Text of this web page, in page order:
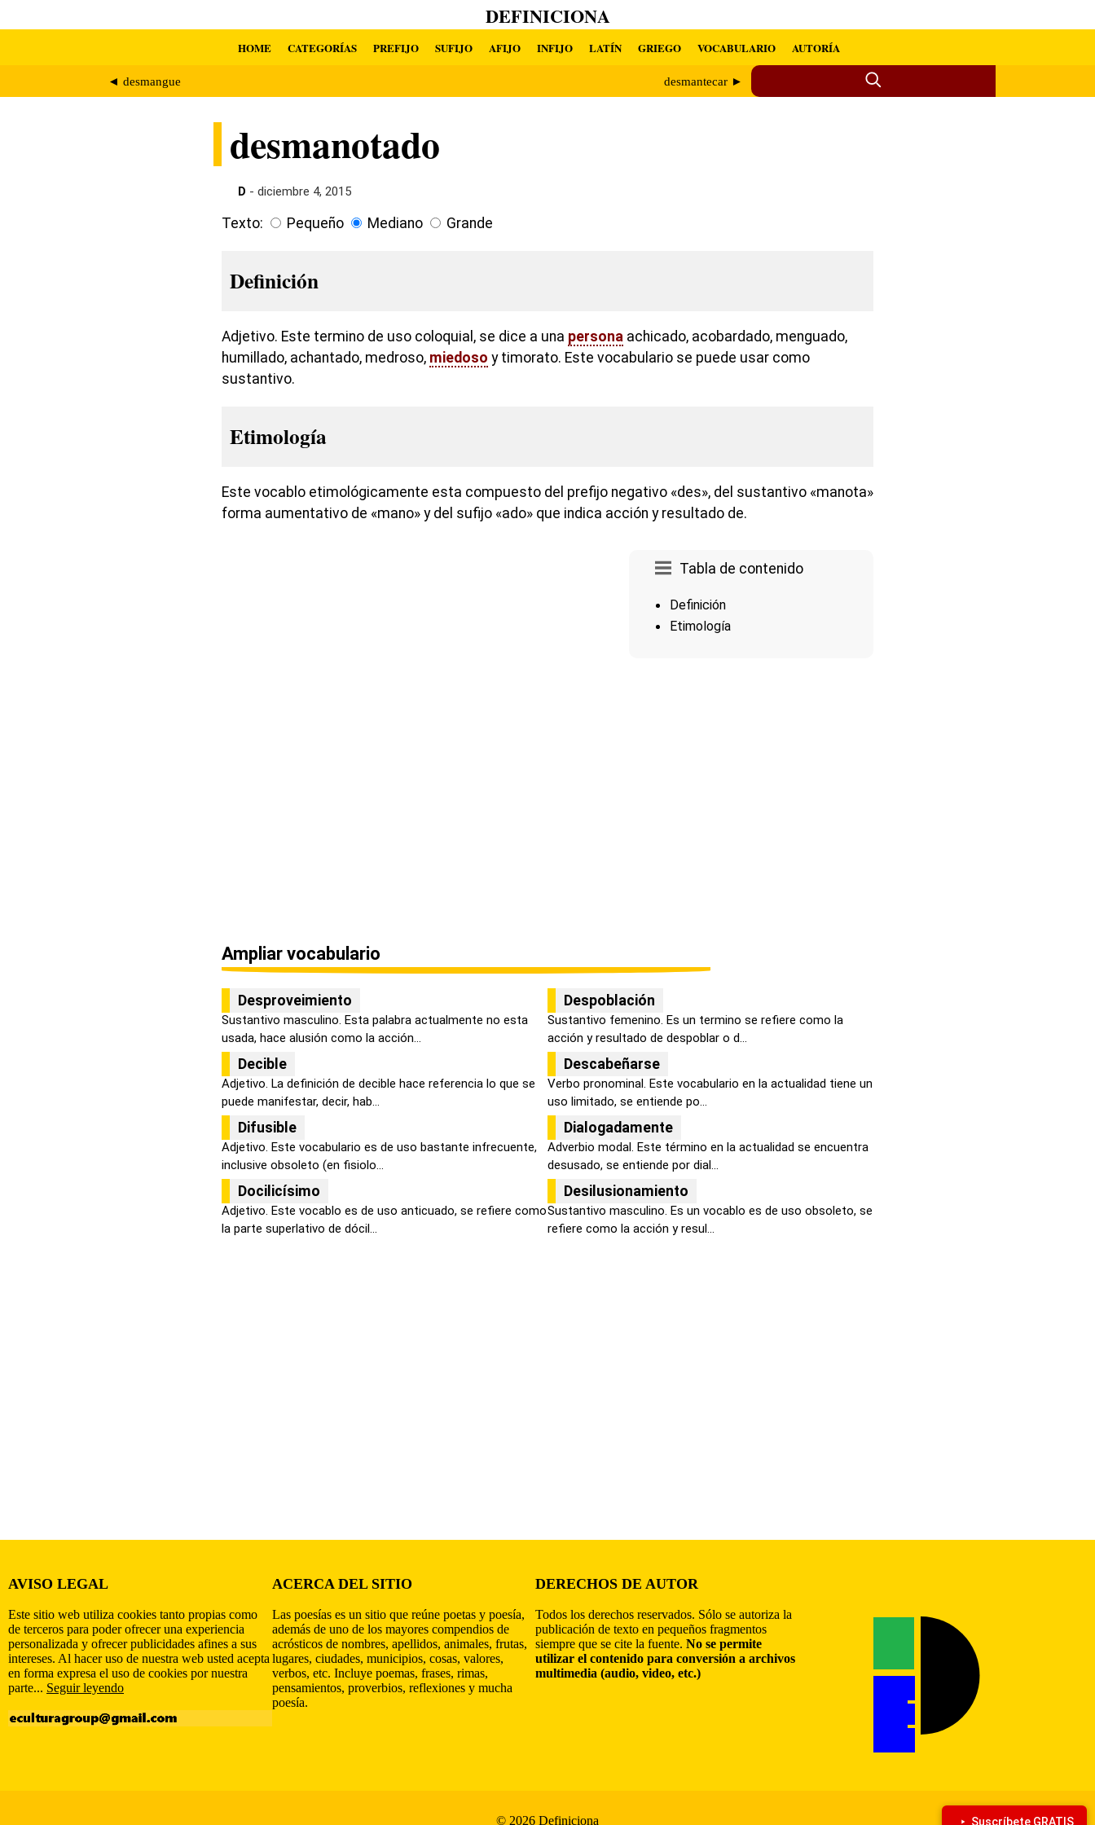
DEFINICIONA
HOME CATEGORÍAS PREFIJO SUFIJO AFIJO INFIJO LATÍN GRIEGO VOCABULARIO AUTORÍA
◄ desmangue desmantecar ►
desmanotado
D - diciembre 4, 2015
Texto: Pequeño Mediano Grande
Definición
Adjetivo. Este termino de uso coloquial, se dice a una persona achicado, acobardado, menguado,
humillado, achantado, medroso, miedoso y timorato. Este vocabulario se puede usar como
sustantivo.
Etimología
Este vocablo etimológicamente esta compuesto del prefijo negativo «des», del sustantivo «manota»
forma aumentativo de «mano» y del sufijo «ado» que indica acción y resultado de.
Tabla de contenido
Definición
Etimología
Ampliar vocabulario
Desproveimiento
Sustantivo masculino. Esta palabra actualmente no esta
usada, hace alusión como la acción...
Despoblación
Sustantivo femenino. Es un termino se refiere como la
acción y resultado de despoblar o d...
Decible
Adjetivo. La definición de decible hace referencia lo que se
puede manifestar, decir, hab...
Descabeñarse
Verbo pronominal. Este vocabulario en la actualidad tiene un
uso limitado, se entiende po...
Difusible
Adjetivo. Este vocabulario es de uso bastante infrecuente,
inclusive obsoleto (en fisiolo...
Dialogadamente
Adverbio modal. Este término en la actualidad se encuentra
desusado, se entiende por dial...
Docilicísimo
Adjetivo. Este vocablo es de uso anticuado, se refiere como
la parte superlativo de dócil...
Desilusionamiento
Sustantivo masculino. Es un vocablo es de uso obsoleto, se
refiere como la acción y resul...
AVISO LEGAL
Este sitio web utiliza cookies tanto propias como
de terceros para poder ofrecer una experiencia
personalizada y ofrecer publicidades afines a sus
intereses. Al hacer uso de nuestra web usted acepta
en forma expresa el uso de cookies por nuestra
parte... Seguir leyendo
ACERCA DEL SITIO
Las poesías es un sitio que reúne poetas y poesía,
además de uno de los mayores compendios de
acrósticos de nombres, apellidos, animales, frutas,
lugares, ciudades, municipios, cosas, valores,
verbos, etc. Incluye poemas, frases, rimas,
pensamientos, proverbios, reflexiones y mucha
poesía.
DERECHOS DE AUTOR
Todos los derechos reservados. Sólo se autoriza la
publicación de texto en pequeños fragmentos
siempre que se cite la fuente. No se permite
utilizar el contenido para conversión a archivos
multimedia (audio, video, etc.)
© 2026 Definiciona Suscríbete GRATIS